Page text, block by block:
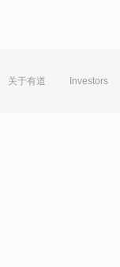
关于有道 Investors